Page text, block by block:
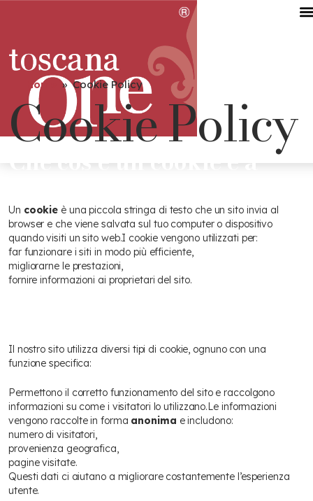
Home » Cookie Policy
Cookie Policy
Che cos’è un cookie e a
Un cookie è una piccola stringa di testo che un sito invia al
browser e che viene salvata sul tuo computer o dispositivo
quando visiti un sito web.I cookie vengono utilizzati per:
far funzionare i siti in modo più efficiente,
migliorarne le prestazioni,
fornire informazioni ai proprietari del sito.
Il nostro sito utilizza diversi tipi di cookie, ognuno con una
funzione specifica:
Permettono il corretto funzionamento del sito e raccolgono
informazioni su come i visitatori lo utilizzano. Le informazioni
vengono raccolte in forma anonima e includono:
numero di visitatori,
provenienza geografica,
pagine visitate.
Questi dati ci aiutano a migliorare costantemente l’esperienza
utente.